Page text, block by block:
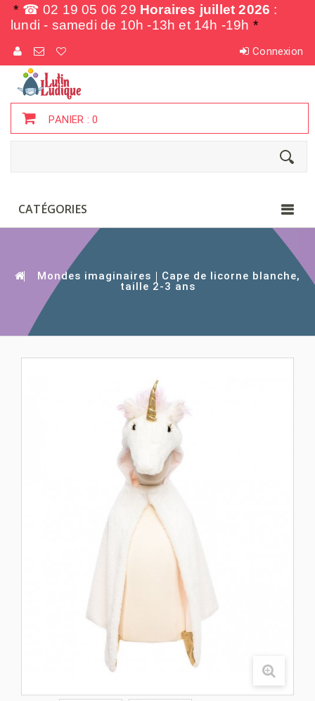
* ☎ 02 19 05 06 29 Horaires juillet 2026 :
lundi - samedi de 10h -13h et 14h -19h *
Connexion
PANIER :0
CATÉGORIES
Mondes imaginaires
Cape de licorne blanche,
taille 2-3 ans